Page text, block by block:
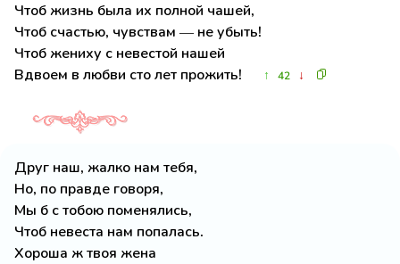
Чтоб жизнь была их полной чашей,
Чтоб счастью, чувствам — не убыть!
Чтоб жениху с невестой нашей
Вдвоем в любви сто лет прожить!
↑ 42 ↓
Друг наш, жалко нам тебя,
Но, по правде говоря,
Мы б с тобою поменялись,
Чтоб невеста нам попалась.
Хороша ж твоя жена